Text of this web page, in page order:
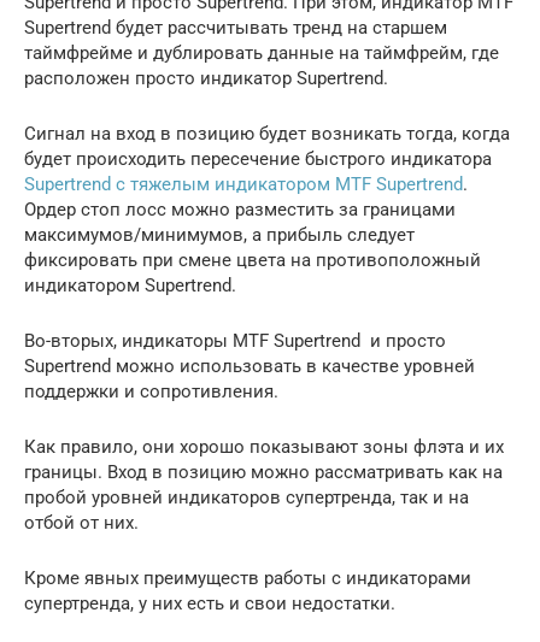
Supertrend будет рассчитывать тренд на старшем
таймфрейме и дублировать данные на таймфрейм, где
расположен просто индикатор Supertrend.
Сигнал на вход в позицию будет возникать тогда, когда
будет происходить пересечение быстрого индикатора
Supertrend с тяжелым индикатором MTF Supertrend.
Ордер cтоп лосс можно разместить за границами
максимумов/минимумов, а прибыль следует
фиксировать при смене цвета на противоположный
индикатором Supertrend.
Во-вторых, индикаторы MTF Supertrend и просто
Supertrend можно использовать в качестве уровней
поддержки и сопротивления.
Как правило, они хорошо показывают зоны флэта и их
границы. Вход в позицию можно рассматривать как на
пробой уровней индикаторов супертренда, так и на
отбой от них.
Кроме явных преимуществ работы с индикаторами
супертренда, у них есть и свои недостатки.